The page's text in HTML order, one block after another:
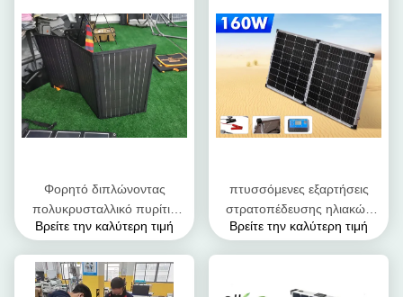
Φορητό διπλώνοντας
πολυκρυσταλλικό πυρίτιο
200W 300W 400W
ηλιακών πλαισίων
Βρείτε την καλύτερη τιμή
πτυσσόμενες εξαρτήσεις
στρατοπέδευσης ηλιακών
πλαισίων γυαλιού 160W
Βρείτε την καλύτερη τιμή